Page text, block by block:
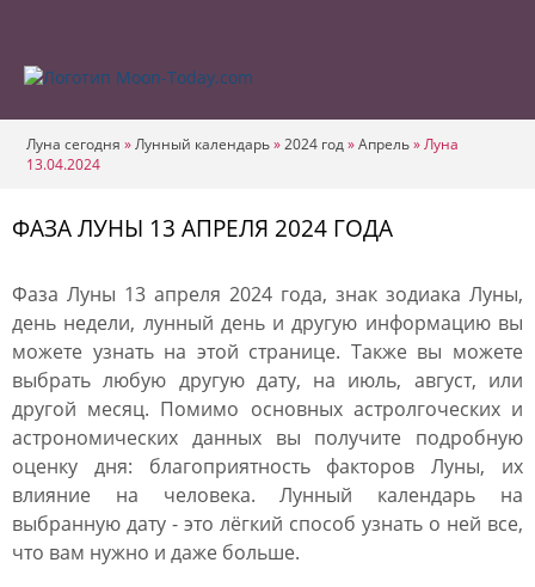
Луна сегодня »Лунный календарь»2024 год»Апрель»Луна
13.04.2024
ФАЗА ЛУНЫ 13 АПРЕЛЯ 2024 ГОДА
Фаза Луны 13 апреля 2024 года, знак зодиака Луны,
день недели, лунный день и другую информацию вы
можете узнать на этой странице. Также вы можете
выбрать любую другую дату, на июль, август, или
другой месяц. Помимо основных астролгоческих и
астрономических данных вы получите подробную
оценку дня: благоприятность факторов Луны, их
влияние на человека. Лунный календарь на
выбранную дату - это лёгкий способ узнать о ней все,
что вам нужно и даже больше.